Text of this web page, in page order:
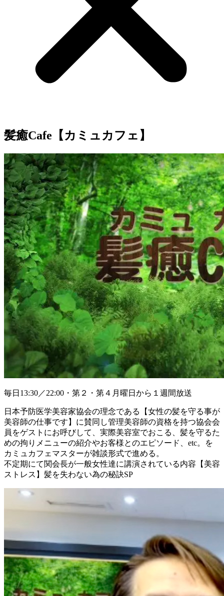
髪癒Cafe【カミュカフェ】
毎日13:30／22:00・第２・第４月曜日から１週間放送
日本予防医学美容家協会の理念である【女性の髪を守る事が
美容師の仕事です】に賛同し管理美容師の資格を持つ協会会
員をゲストにお呼びして、実際美容室でおこる、髪を守るた
めの拘りメニューの紹介やお客様とのエピソード、etc。を
カミュカフェマスターが雑談形式で進める。
不定期にて関会長が一般女性達に講演されている内容【美容
ストレス】髪を失わない為の秘訣SP